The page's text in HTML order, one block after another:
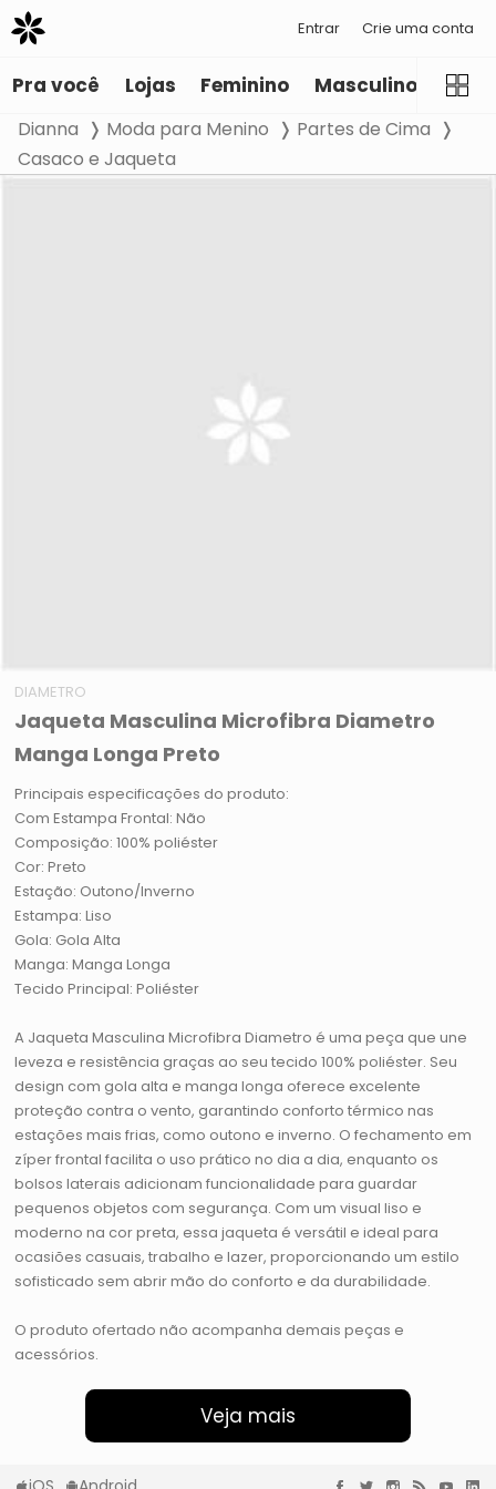
Entrar Crie uma conta
Pra você Lojas Feminino Masculino
Dianna Moda para Menino
Partes de Cima
Casaco e Jaqueta
DIAMETRO
Jaqueta Masculina Microfibra Diametro
Manga Longa Preto
Principais especificações do produto:
Com Estampa Frontal: Não
Composição: 100% poliéster
Cor: Preto
Estação: Outono/Inverno
Estampa: Liso
Gola: Gola Alta
Manga: Manga Longa
Tecido Principal: Poliéster
A Jaqueta Masculina Microfibra Diametro é uma peça que une
leveza e resistência graças ao seu tecido 100% poliéster. Seu
design com gola alta e manga longa oferece excelente
proteção contra o vento, garantindo conforto térmico nas
estações mais frias, como outono e inverno. O fechamento em
zíper frontal facilita o uso prático no dia a dia, enquanto os
bolsos laterais adicionam funcionalidade para guardar
pequenos objetos com segurança. Com um visual liso e
moderno na cor preta, essa jaqueta é versátil e ideal para
ocasiões casuais, trabalho e lazer, proporcionando um estilo
sofisticado sem abrir mão do conforto e da durabilidade.
O produto ofertado não acompanha demais peças e
acessórios.
Veja mais